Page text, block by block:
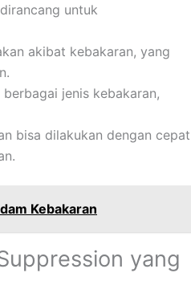
untuk
akibat kebakaran, yang
jenis kebakaran,
bisa dilakukan dengan cepat
Kebakaran
yang